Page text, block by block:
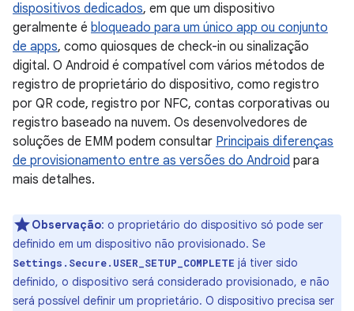
dispositivos dedicados, em que um dispositivo
geralmente é bloqueado para um único app ou conjunto
de apps, como quiosques de check-in ou sinalização
digital. O Android é compatível com vários métodos de
registro de proprietário do dispositivo, como registro
por QR code, registro por NFC, contas corporativas ou
registro baseado na nuvem. Os desenvolvedores de
soluções de EMM podem consultar Principais diferenças
de provisionamento entre as versões do Android para
mais detalhes.
Observação: o proprietário do dispositivo só pode ser
definido em um dispositivo não provisionado. Se
Settings.Secure.USER_SETUP_COMPLETE já tiver sido
definido, o dispositivo será considerado provisionado, e não
será possível definir um proprietário. O dispositivo precisa ser